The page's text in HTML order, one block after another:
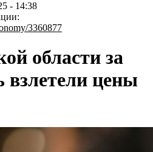
- 14:38
3360877
области за
взлетели цены